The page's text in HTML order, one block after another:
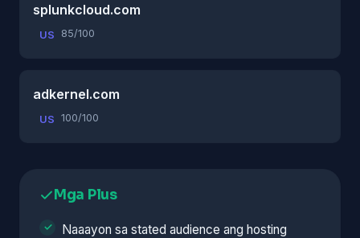
splunkcloud.com
US 85/100
adkernel.com
US 100/100
Mga Plus
Naaayon sa stated audience ang hosting